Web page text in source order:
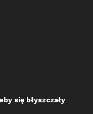
się błyszczały